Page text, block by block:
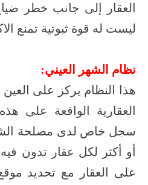
العقار إلى جانب خطر ضياع
ليست له قوة ثبوتية تمنع
نظام الشهر العيني:
هذا النظام يركز على
العقارية الواقعة على
سجل خاص لدى مصلحة
أو أكثر لكل عقار تدون
على العقار مع تحديد